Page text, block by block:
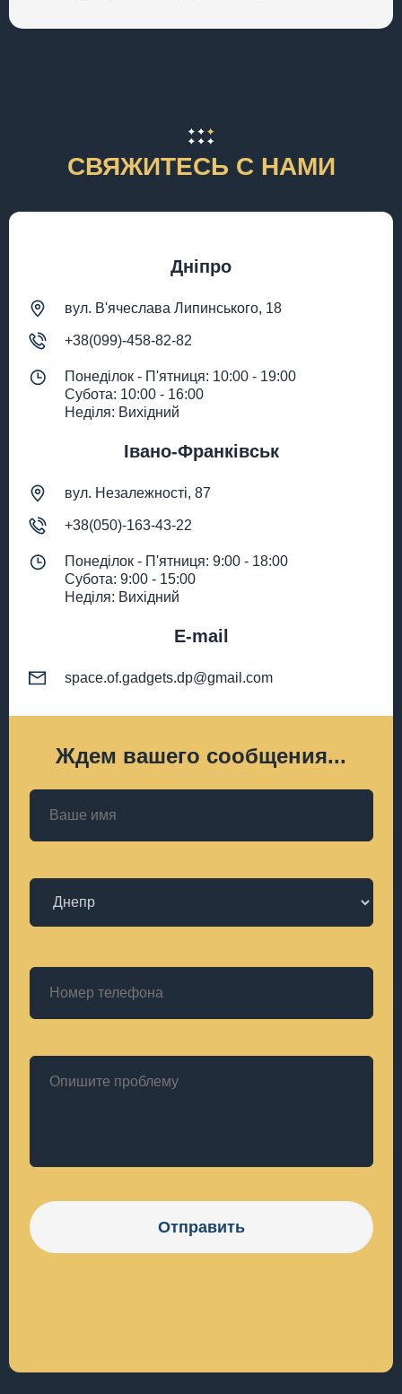
СВЯЖИТЕСЬ С НАМИ
Дніпро
вул. В'ячеслава Липинського, 18
+38(099)-458-82-82
Понеділок - П'ятниця: 10:00 - 19:00
Субота: 10:00 - 16:00
Неділя: Вихідний
Івано-Франківськ
вул. Незалежності, 87
+38(050)-163-43-22
Понеділок - П'ятниця: 9:00 - 18:00
Субота: 9:00 - 15:00
Неділя: Вихідний
E-mail
space.of.gadgets.dp@gmail.com
Ждем вашего сообщения...
Отправить